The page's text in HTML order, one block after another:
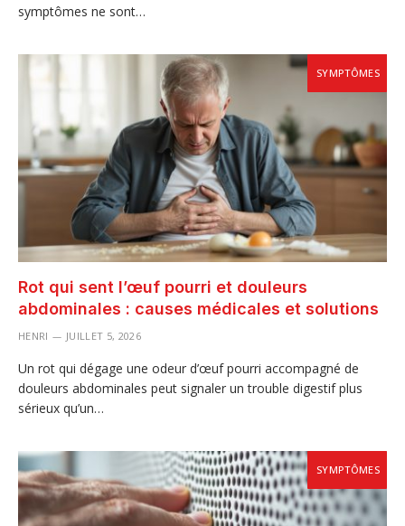
symptômes ne sont…
SYMPTÔMES
Rot qui sent l’œuf pourri et douleurs
abdominales : causes médicales et solutions
HENRI JUILLET 5, 2026
Un rot qui dégage une odeur d’œuf pourri accompagné de
douleurs abdominales peut signaler un trouble digestif plus
sérieux qu’un…
SYMPTÔMES